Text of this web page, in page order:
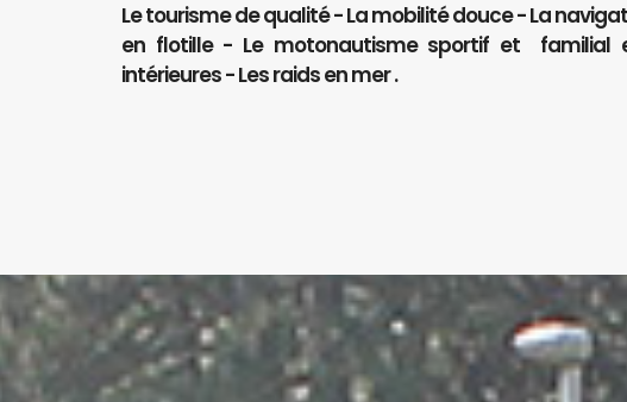
Le tourisme de qualité - La mobilité douce - La
en flotille - Le motonautisme sportif et familial
intérieures - Les raids en mer .